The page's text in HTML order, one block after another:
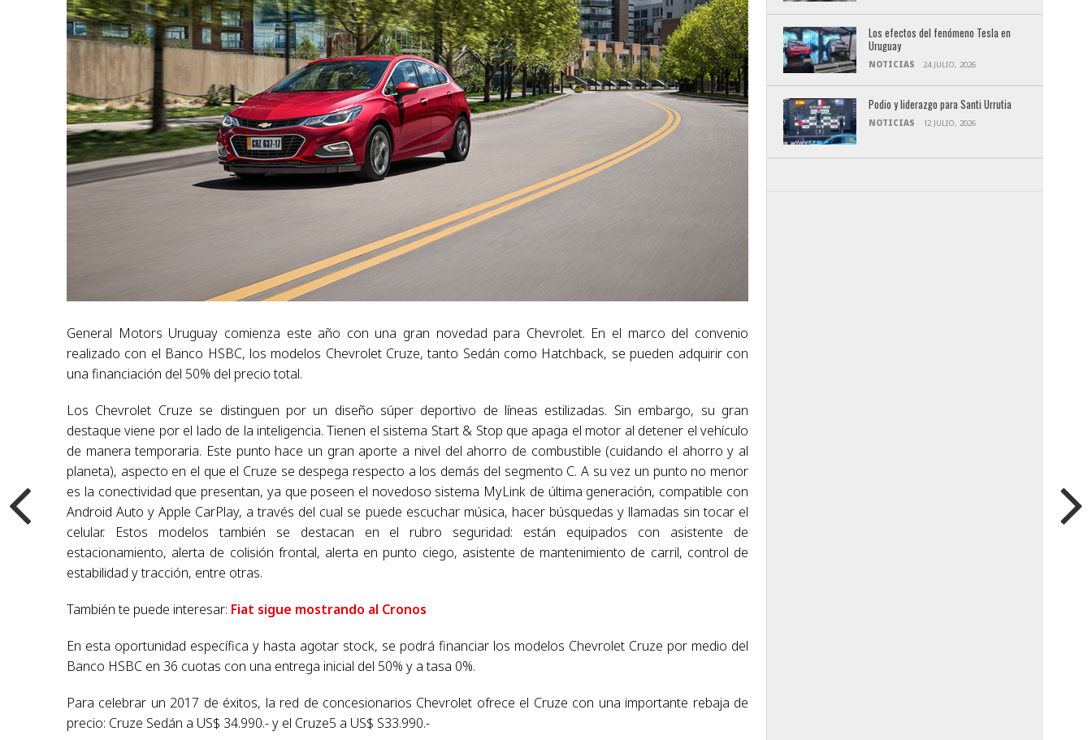
General Motors Uruguay comienza este año con una gran novedad para Chevrolet. En el marco del convenio
realizado con el Banco HSBC, los modelos Chevrolet Cruze, tanto Sedán como Hatchback, se pueden adquirir con
una financiación del 50% del precio total.
Los Chevrolet Cruze se distinguen por un diseño súper deportivo de líneas estilizadas. Sin embargo, su gran
destaque viene por el lado de la inteligencia. Tienen el sistema Start & Stop que apaga el motor al detener el vehículo
de manera temporaria. Este punto hace un gran aporte a nivel del ahorro de combustible (cuidando el ahorro y al
planeta), aspecto en el que el Cruze se despega respecto a los demás del segmento C. A su vez un punto no menor
es la conectividad que presentan, ya que poseen el novedoso sistema MyLink de última generación, compatible con
Android Auto y Apple CarPlay, a través del cual se puede escuchar música, hacer búsquedas y llamadas sin tocar el
celular. Estos modelos también se destacan en el rubro seguridad: están equipados con asistente de
estacionamiento, alerta de colisión frontal, alerta en punto ciego, asistente de mantenimiento de carril, control de
estabilidad y tracción, entre otras.
También te puede interesar: Fiat sigue mostrando al Cronos
En esta oportunidad específica y hasta agotar stock, se podrá financiar los modelos Chevrolet Cruze por medio del
Banco HSBC en 36 cuotas con una entrega inicial del 50% y a tasa 0%.
Para celebrar un 2017 de éxitos, la red de concesionarios Chevrolet ofrece el Cruze con una importante rebaja de
precio: Cruze Sedán a US$ 34.990.- y el Cruze5 a US$ S33.990.-
Los efectos del fenómeno Tesla en
Uruguay
NOTICIAS 24 JULIO, 2026
Podio y liderazgo para Santi Urrutia
NOTICIAS 12 JULIO, 2026